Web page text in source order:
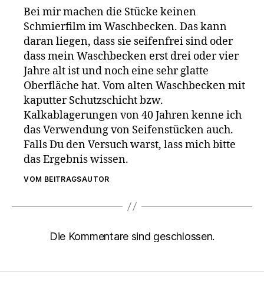
Bei mir machen die Stücke keinen
Schmierfilm im Waschbecken. Das kann
daran liegen, dass sie seifenfrei sind oder
dass mein Waschbecken erst drei oder vier
Jahre alt ist und noch eine sehr glatte
Oberfläche hat. Vom alten Waschbecken mit
kaputter Schutzschicht bzw.
Kalkablagerungen von 40 Jahren kenne ich
das Verwendung von Seifenstücken auch.
Falls Du den Versuch warst, lass mich bitte
das Ergebnis wissen.
VOM BEITRAGSAUTOR
Die Kommentare sind geschlossen.